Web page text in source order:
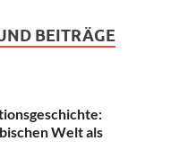
BEITRÄGE
Welt als